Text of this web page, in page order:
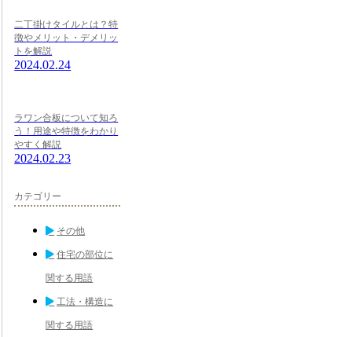
二丁掛けタイルとは？特
徴やメリット・デメリッ
トを解説
2024.02.24
ラワン合板について知ろ
う！用途や特徴をわかり
やすく解説
2024.02.23
カテゴリー
その他
住宅の部位に
関する用語
工法・構造に
関する用語